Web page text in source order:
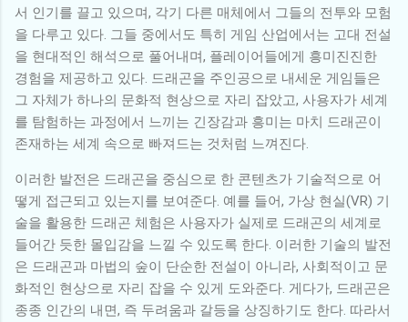
서 인기를 끌고 있으며, 각기 다른 매체에서 그들의 전투와 모험
을 다루고 있다. 그들 중에서도 특히 게임 산업에서는 고대 전설
을 현대적인 해석으로 풀어내며, 플레이어들에게 흥미진진한
경험을 제공하고 있다. 드래곤을 주인공으로 내세운 게임들은
그 자체가 하나의 문화적 현상으로 자리 잡았고, 사용자가 세계
를 탐험하는 과정에서 느끼는 긴장감과 흥미는 마치 드래곤이
존재하는 세계 속으로 빠져드는 것처럼 느껴진다.
이러한 발전은 드래곤을 중심으로 한 콘텐츠가 기술적으로 어
떻게 접근되고 있는지를 보여준다. 예를 들어, 가상 현실(VR) 기
술을 활용한 드래곤 체험은 사용자가 실제로 드래곤의 세계로
들어간 듯한 몰입감을 느낄 수 있도록 한다. 이러한 기술의 발전
은 드래곤과 마법의 숲이 단순한 전설이 아니라, 사회적이고 문
화적인 현상으로 자리 잡을 수 있게 도와준다. 게다가, 드래곤은
종종 인간의 내면, 즉 두려움과 갈등을 상징하기도 한다. 따라서